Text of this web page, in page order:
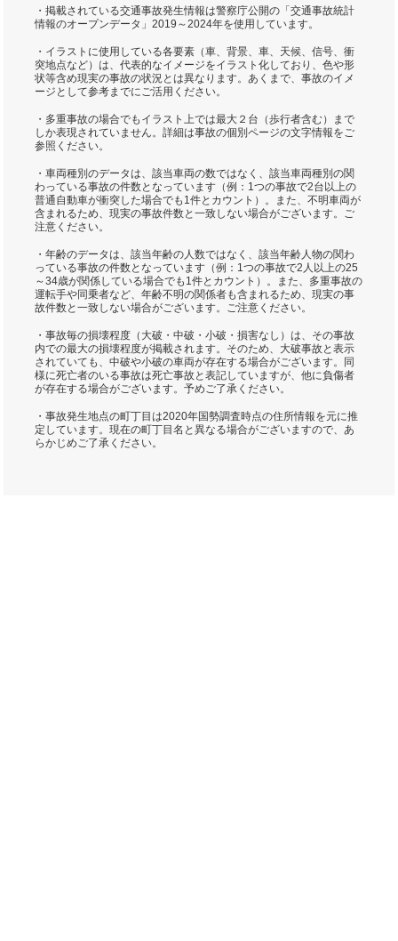
・掲載されている交通事故発生情報は警察庁公開の「交通事故統計
情報のオープンデータ」2019～2024年を使用しています。
・イラストに使用している各要素（車、背景、車、天候、信号、衝
突地点など）は、代表的なイメージをイラスト化しており、色や形
状等含め現実の事故の状況とは異なります。あくまで、事故のイメ
ージとして参考までにご活用ください。
・多重事故の場合でもイラスト上では最大２台（歩行者含む）まで
しか表現されていません。詳細は事故の個別ページの文字情報をご
参照ください。
・車両種別のデータは、該当車両の数ではなく、該当車両種別の関
わっている事故の件数となっています（例：1つの事故で2台以上の
普通自動車が衝突した場合でも1件とカウント）。また、不明車両が
含まれるため、現実の事故件数と一致しない場合がございます。ご
注意ください。
・年齢のデータは、該当年齢の人数ではなく、該当年齢人物の関わ
っている事故の件数となっています（例：1つの事故で2人以上の25
～34歳が関係している場合でも1件とカウント）。また、多重事故の
運転手や同乗者など、年齢不明の関係者も含まれるため、現実の事
故件数と一致しない場合がございます。ご注意ください。
・事故毎の損壊程度（大破・中破・小破・損害なし）は、その事故
内での最大の損壊程度が掲載されます。そのため、大破事故と表示
されていても、中破や小破の車両が存在する場合がございます。同
様に死亡者のいる事故は死亡事故と表記していますが、他に負傷者
が存在する場合がございます。予めご了承ください。
・事故発生地点の町丁目は2020年国勢調査時点の住所情報を元に推
定しています。現在の町丁目名と異なる場合がございますので、あ
らかじめご了承ください。